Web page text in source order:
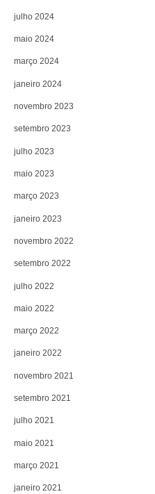
julho 2024
maio 2024
março 2024
janeiro 2024
novembro 2023
setembro 2023
julho 2023
maio 2023
março 2023
janeiro 2023
novembro 2022
setembro 2022
julho 2022
maio 2022
março 2022
janeiro 2022
novembro 2021
setembro 2021
julho 2021
maio 2021
março 2021
janeiro 2021